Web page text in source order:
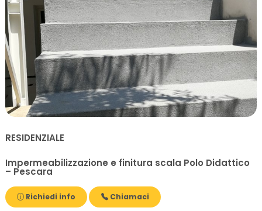
RESIDENZIALE
Impermeabilizzazione e finitura scala Polo Didattico
– Pescara
Richiedi info Chiamaci